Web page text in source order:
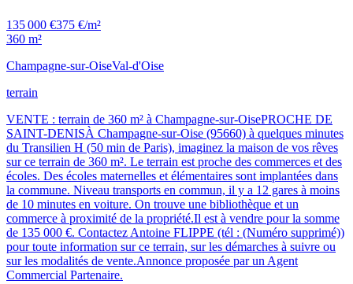
135 000 €375 €/m²
360 m²
Champagne-sur-OiseVal-d'Oise
terrain
VENTE : terrain de 360 m² à Champagne-sur-OisePROCHE DE
SAINT-DENISÀ Champagne-sur-Oise (95660) à quelques minutes
du Transilien H (50 min de Paris), imaginez la maison de vos rêves
sur ce terrain de 360 m². Le terrain est proche des commerces et des
écoles. Des écoles maternelles et élémentaires sont implantées dans
la commune. Niveau transports en commun, il y a 12 gares à moins
de 10 minutes en voiture. On trouve une bibliothèque et un
commerce à proximité de la propriété.Il est à vendre pour la somme
de 135 000 €. Contactez Antoine FLIPPE (tél : (Numéro supprimé))
pour toute information sur ce terrain, sur les démarches à suivre ou
sur les modalités de vente.Annonce proposée par un Agent
Commercial Partenaire.